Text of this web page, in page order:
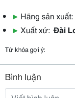
▶ Hãng sản xuất:
▶ Xuất xứ: Đài
Từ khóa gợi ý:
Bình luận